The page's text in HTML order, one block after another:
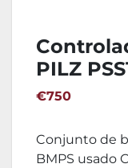
PILZ
plegadora
€750
Conjunto de
BMPS usado